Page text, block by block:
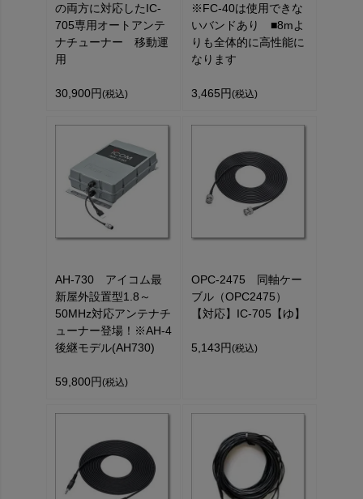
の両方に対応したIC-
705専用オートアンテ
ナチューナー 移動運
用
30,900円 (税込)
※FC-40は使用できな
いバンドあり ■8mよ
りも全体的に高性能に
なります
3,465円 (税込)
AH-730 アイコム最
新屋外設置型1.8～
50MHz対応アンテナチ
ューナー登場！※AH-4
後継モデル(AH730)
59,800円 (税込)
OPC-2475 同軸ケー
ブル（OPC2475）
【対応】IC-705【ゆ】
5,143円 (税込)